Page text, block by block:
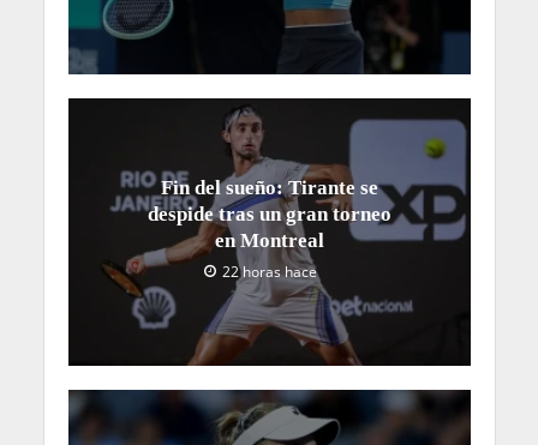
Fin del sueño: Tirante se
despide tras un gran torneo
en Montreal
22 horas hace